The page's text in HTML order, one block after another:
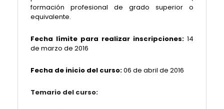
formación profesional de grado superior o
equivalente.
Fecha límite para realizar inscripciones: 14
de marzo de 2016
Fecha de inicio del curso:06 de abril de 2016
Temario del curso: